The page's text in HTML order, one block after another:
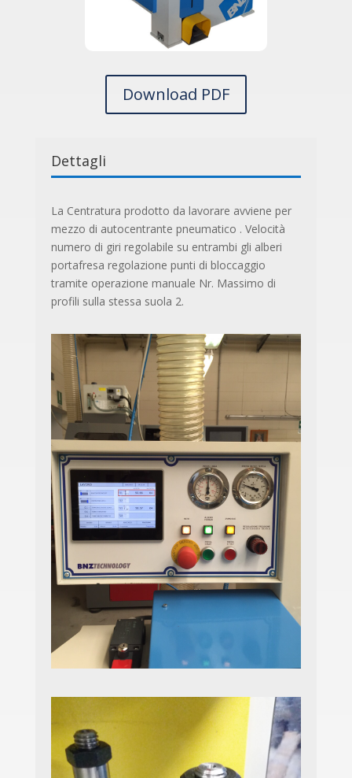
Download PDF
Dettagli
La Centratura prodotto da lavorare avviene per
mezzo di autocentrante pneumatico . Velocità
numero di giri regolabile su entrambi gli alberi
portafresa regolazione punti di bloccaggio
tramite operazione manuale Nr. Massimo di
profili sulla stessa suola 2.